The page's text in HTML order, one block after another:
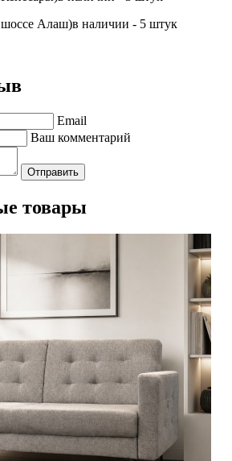
Алаш)в наличии - 5 штук
Email
Ваш комментарий
Отправить
товары